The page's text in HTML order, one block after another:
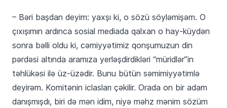
– Bəri başdan deyim: yaxşı ki, o sözü söyləmişəm. O
çıxışımın ardınca sosial mediada qalxan o hay-küydən
sonra bəlli oldu ki, cəmiyyətimiz qonşumuzun din
pərdəsi altında aramıza yerləşdirdikləri “müridlər”in
təhlükəsi ilə üz-üzədir. Bunu bütün səmimiyyətimlə
deyirəm. Komitənin iclasları çəkilir. Orada on bir adam
danışmışdı, biri də mən idim, niyə məhz mənim sözüm